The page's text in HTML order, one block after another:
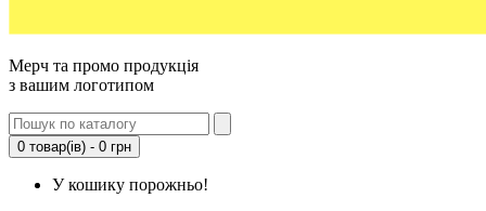
Мерч та промо продукція
з вашим логотипом
0 товар(ів) - 0 грн
У кошику порожньо!